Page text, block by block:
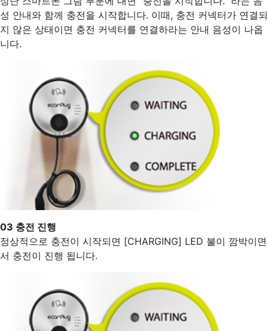
성 안내와 함께 충전을 시작합니다. 이때, 충전 커넥터가 연결되
지 않은 상태이면 충전 커넥터를 연결하라는 안내 음성이 나옵
니다.
03 충전 진행
정상적으로 충전이 시작되면 [CHARGING] LED 불이 깜박이면
서 충전이 진행 됩니다.